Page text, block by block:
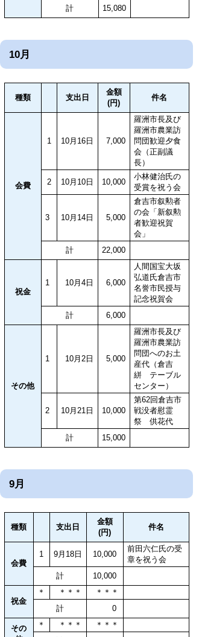
計
15,080
10月
種類 支出日
金額
(円)
件名
会費
1 10月16日 7,000
羅洲市長及び
羅洲市農業訪
問団歓迎夕食
会（正副議
長）
2 10月10日 10,000
小林健治氏の
受賞を祝う会
3 10月14日 5,000
倉吉市叙勲者
の会「新叙勲
者歓迎祝賀
会」
計
22,000
祝金
1 10月4日 6,000
人間国宝大坂
弘道氏倉吉市
名誉市民授与
記念祝賀会
計
6,000
その他
1 10月2日 5,000
羅洲市長及び
羅洲市農業訪
問団へのお土
産代（倉吉
絣 テーブル
センター）
2 10月21日 10,000
第62回倉吉市
戦没者慰霊
祭 供花代
計
15,000
9月
種類 支出日
金額
(円)
件名
会費
1 9月18日 10,000
前田六仁氏の受
章を祝う会
計
10,000
祝金
＊ ＊＊＊
＊＊＊
計
0
その
＊ ＊＊＊
＊＊＊